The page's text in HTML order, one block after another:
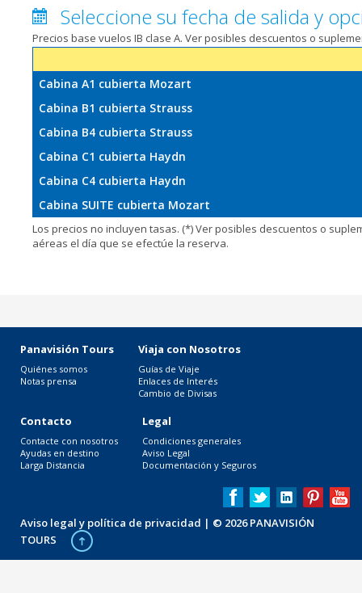
Seleccione su fecha de salida y
Precios base vuelos IB clase A. Ver posibles descuentos o
Cabina A1 cubierta Mozart
Cabina B1 cubierta Strauss
Cabina B4 cubierta Strauss
Cabina C1 cubierta Haydn
Cabina C4 cubierta Haydn
Cabina SUITE cubierta Mozart
Los precios no incluyen tasas. (*) Ver posibles descuentos o
aéreas el día que se efectúe la reserva.
Panavisión Tours
Quiénes somos
Notas prensa
Viaja con Nosotros
Guías de Viaje
Enlaces de Interés
Cambio de Divisas
Contacto
Contacte con nosotros
Ayudas en destino
Larga Distancia
Legal
Condiciones generales
Aviso Legal
Documentación y Seguros
Aviso legal y política de privacidad | © 2026 PANAVISIÓN
TOURS